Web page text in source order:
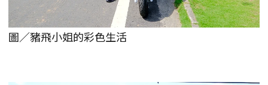
圖／豬飛小姐的彩色生活